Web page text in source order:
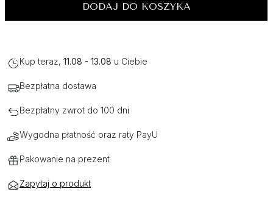
DODAJ DO KOSZYKA
Kup teraz, 11.08 - 13.08 u Ciebie
Bezpłatna dostawa
Bezpłatny zwrot do 100 dni
Wygodna płatność oraz raty PayU
Pakowanie na prezent
Zapytaj o produkt